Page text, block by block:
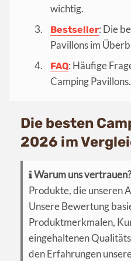
wichtig.
Bestseller: Die
Pavillons im
FAQ: Häufige
Camping Pavillons.
Die besten
2026 im
Warum uns vertrauen?
Produkte, die unseren
Unsere Bewertung
Produktmerkmalen,
eingehaltenen
den Erfahrungen